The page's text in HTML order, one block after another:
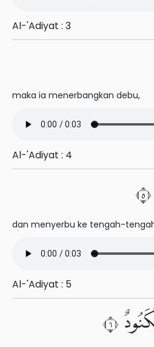
Al-'Adiyat : 3
maka ia menerbangkan debu,
Al-'Adiyat : 4
dan menyerbu ke tengah-
Al-'Adiyat : 5
٦